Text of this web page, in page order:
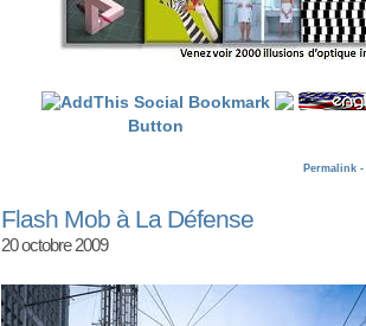
Permalink -
Flash Mob à La Défense
20 octobre 2009